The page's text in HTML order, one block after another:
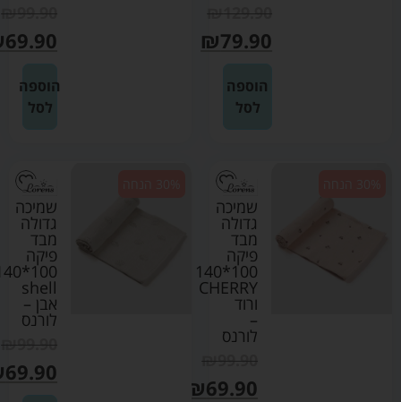
₪129.90
₪79.90
הוספה
לסל
₪99.90
69.90
הוספה
לסל
שמיכה
גדולה
מבד
פיקה
100*140
CHERRY
ורוד
–
לורנס
₪99.90
₪69.90
שמיכה
גדולה
מבד
פיקה
shell
אבן –
לורנס
₪99.90
69.90